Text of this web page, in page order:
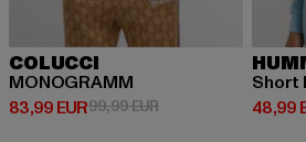
COLUCCI
MONOGRAMM
83,99 EUR
Derzeitiger Preis: 83,99 EUR
99,99 EURAktionspreis: 99,99
Short
48,99